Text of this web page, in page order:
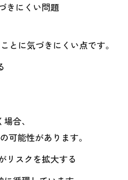
きにくい問題
とに気づきにくい点です。
合、
可能性があります。
リスクを拡大する